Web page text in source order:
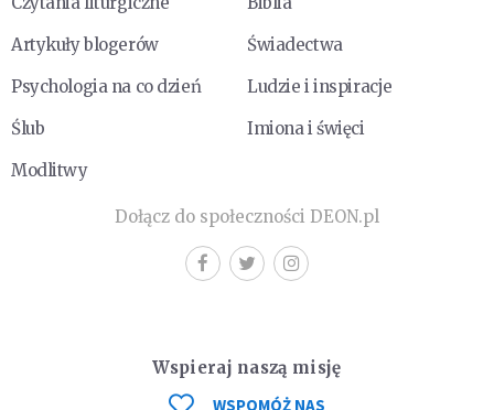
Artykuły blogerów
Świadectwa
Psychologia na co dzień
Ludzie i inspiracje
Ślub
Imiona i święci
Modlitwy
Dołącz do społeczności DEON.pl
Wspieraj naszą misję
WSPOMÓŻ NAS